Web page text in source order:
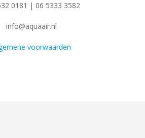
0181 | 06 5333 3582
info@aquaair.nl
voorwaarden